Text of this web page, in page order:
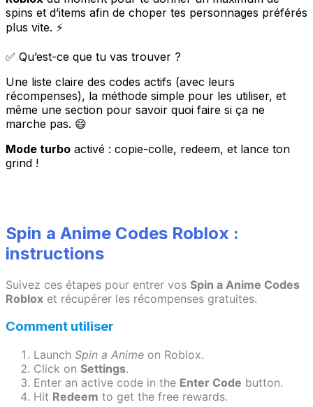
spins et d’items afin de choper tes personnages préférés
plus vite. ⚡
✅ Qu’est-ce que tu vas trouver ?
Une liste claire des codes actifs (avec leurs
récompenses), la méthode simple pour les utiliser, et
même une section pour savoir quoi faire si ça ne
marche pas. 😄
Mode turbo activé : copie-colle, redeem, et lance ton
grind !
Spin a Anime Codes Roblox :
instructions
Suivez ces étapes pour entrer vos Spin a Anime Codes
Roblox et récupérer les récompenses gratuites.
Comment utiliser
Launch Spin a Anime on Roblox.
Click on Settings.
Enter an active code in the Enter Code button.
Hit Redeem to get the free rewards.